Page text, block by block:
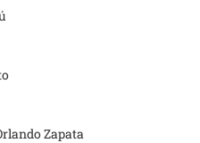
Zapata